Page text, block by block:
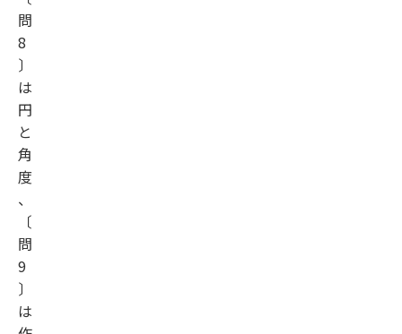
問
8
〕
は
円
と
角
度
、
〔
問
9
〕
は